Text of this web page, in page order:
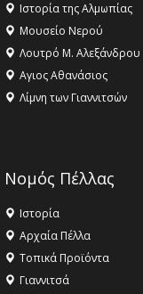
Ιστορία της Αλμωπίας
Μουσείο Νερού
Λουτρό Μ. Αλεξάνδρου
Αγιος Αθανάσιος
Λίμνη των Γιαννιτσών
Νομός Πέλλας
Ιστορία
Αρχαία Πέλλα
Τοπικά Προϊόντα
Γιαννιτσά